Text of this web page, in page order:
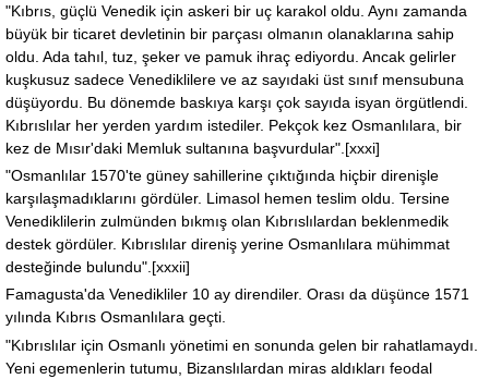
"Kıbrıs, güçlü Venedik için askeri bir uç karakol oldu. Aynı zamanda
büyük bir ticaret devletinin bir parçası olmanın olanaklarına sahip
oldu. Ada tahıl, tuz, şeker ve pamuk ihraç ediyordu. Ancak gelirler
kuşkusuz sadece Venediklilere ve az sayıdaki üst sınıf mensubuna
düşüyordu. Bu dönemde baskıya karşı çok sayıda isyan örgütlendi.
Kıbrıslılar her yerden yardım istediler. Pekçok kez Osmanlılara, bir
kez de Mısır'daki Memluk sultanına başvurdular".[xxxi]
"Osmanlılar 1570'te güney sahillerine çıktığında hiçbir direnişle
karşılaşmadıklarını gördüler. Limasol hemen teslim oldu. Tersine
Venediklilerin zulmünden bıkmış olan Kıbrıslılardan beklenmedik
destek gördüler. Kıbrıslılar direniş yerine Osmanlılara mühimmat
desteğinde bulundu".[xxxii]
Famagusta'da Venedikliler 10 ay direndiler. Orası da düşünce 1571
yılında Kıbrıs Osmanlılara geçti.
"Kıbrıslılar için Osmanlı yönetimi en sonunda gelen bir rahatlamaydı.
Yeni egemenlerin tutumu, Bizanslılardan miras aldıkları feodal